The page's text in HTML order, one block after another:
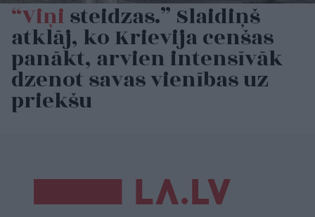
“Viņisteidzas.” Slaidiņš
atklāj, ko Krievija cenšas
panākt, arvien intensīvāk
dzenot savas vienības uz
priekšu